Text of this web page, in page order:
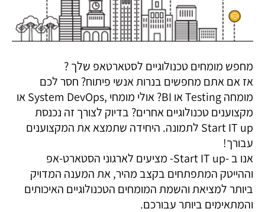
מחפש מומחים טכנולוגיים לסטארטאפ שלך ?
אז אם אתם מחפשים בנרות אנשי פיתוח? חסר לכם
מומחה Testing או BI? אולי מומחי ,System DevOps או
מקצוענים טכנולוגיים אחרים? בדיוק לצורך זה נכנסת
Start IT up לתמונה. היחידה שתמצא את המקצוענים
עבורך!
אנו ב -Start IT up- מציעים לארגוני הסטארט-אפ
וההייטק המתפתחים בקצב מהיר, את המענה המדויק
ביותר למציאת והשמת המומחים הטכנולוגיים האיכותים
והמתאימים ביותר עבורכם.